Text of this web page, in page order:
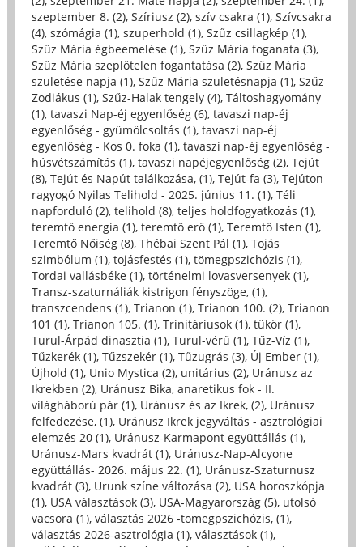
szeptember 8. (2), Szíriusz (2), szív csakra (1), Szívcsakra
(4), szómágia (1), szuperhold (1), Szűz csillagkép (1),
Szűz Mária égbeemelése (1), Szűz Mária foganata (3),
Szűz Mária szeplőtelen fogantatása (2), Szűz Mária
születése napja (1), Szűz Mária születésnapja (1), Szűz
Zodiákus (1), Szűz-Halak tengely (4), Táltoshagyomány
(1), tavaszi Nap-éj egyenlőség (6), tavaszi nap-éj
egyenlőség - gyümölcsoltás (1), tavaszi nap-éj
egyenlőség - Kos 0. foka (1), tavaszi nap-éj egyenlőség -
húsvétszámítás (1), tavaszi napéjegyenlőség (2), Tejút
(8), Tejút és Napút találkozása, (1), Tejút-fa (3), Tejúton
ragyogó Nyilas Telihold - 2025. június 11. (1), Téli
napforduló (2), telihold (8), teljes holdfogyatkozás (1),
teremtő energia (1), teremtő erő (1), Teremtő Isten (1),
Teremtő Nőiség (8), Thébai Szent Pál (1), Tojás
szimbólum (1), tojásfestés (1), tömegpszichózis (1),
Tordai vallásbéke (1), történelmi lovasversenyek (1),
Transz-szaturnáliák kistrigon fényszöge, (1),
transzcendens (1), Trianon (1), Trianon 100. (2), Trianon
101 (1), Trianon 105. (1), Trinitáriusok (1), tükör (1),
Turul-Árpád dinasztia (1), Turul-vérű (1), Tűz-Víz (1),
Tűzkerék (1), Tűzszekér (1), Tűzugrás (3), Új Ember (1),
Újhold (1), Unio Mystica (2), unitárius (2), Uránusz az
Ikrekben (2), Uránusz Bika, anaretikus fok - II.
világháború pár (1), Uránusz és az Ikrek, (2), Uránusz
felfedezése, (1), Uránusz Ikrek jegyváltás - asztrológiai
elemzés 20 (1), Uránusz-Karmapont együttállás (1),
Uránusz-Mars kvadrát (1), Uránusz-Nap-Alcyone
együttállás- 2026. május 22. (1), Uránusz-Szaturnusz
kvadrát (3), Urunk színe változása (2), USA horoszkópja
(1), USA választások (3), USA-Magyarország (5), utolsó
vacsora (1), választás 2026 -tömegpszichózis, (1),
választás 2026-asztrológia (1), választások (1),